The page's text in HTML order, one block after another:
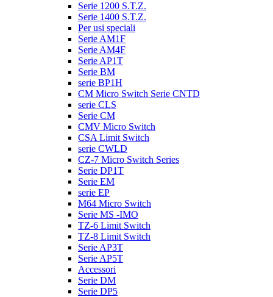
Serie 1200 S.T.Z.
Serie 1400 S.T.Z.
Per usi speciali
Serie AM1F
Serie AM4F
Serie AP1T
Serie BM
serie BP1H
CM Micro Switch Serie CNTD
serie CLS
Serie CM
CMV Micro Switch
CSA Limit Switch
serie CWLD
CZ-7 Micro Switch Series
Serie DP1T
Serie EM
serie EP
M64 Micro Switch
Serie MS -IMO
TZ-6 Limit Switch
TZ-8 Limit Switch
Serie AP3T
Serie AP5T
Accessori
Serie DM
Serie DP5